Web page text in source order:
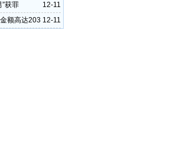
12-11
获罪
12-11
额高达203